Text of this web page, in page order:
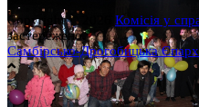
Copyright © 2026 Комісія у
застережено.
Самбірсько-Дрогобицька